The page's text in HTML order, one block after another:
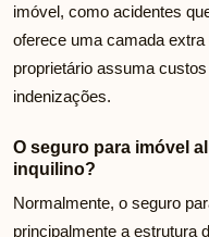
imóvel, como acidentes
oferece uma camada
proprietário assuma
indenizações.
O seguro para imóvel
inquilino?
Normalmente, o seguro
principalmente a estrutura